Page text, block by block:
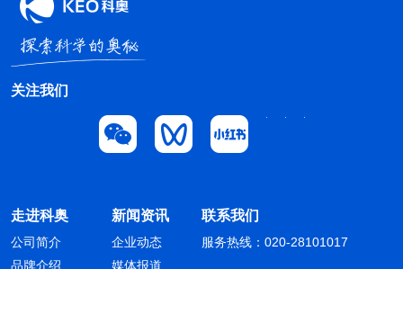
关注我们
走进科奥
公司简介
品牌介绍
新闻资讯
企业动态
媒体报道
联系我们
服务热线：020-28101017